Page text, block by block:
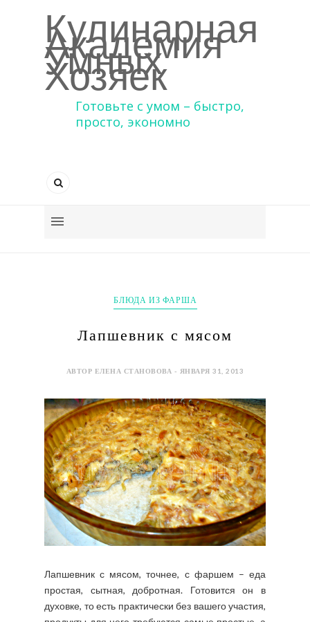
Кулинарная
Академия
Умных
Хозяек
Готовьте с умом – быстро,
просто, экономно
БЛЮДА ИЗ ФАРША
Лапшевник с мясом
АВТОР ЕЛЕНА СТАНОВОВА - ЯНВАРЯ 31, 2013
Лапшевник с мясом, точнее, с фаршем – еда
простая, сытная, добротная. Готовится он в
духовке, то есть практически без вашего участия,